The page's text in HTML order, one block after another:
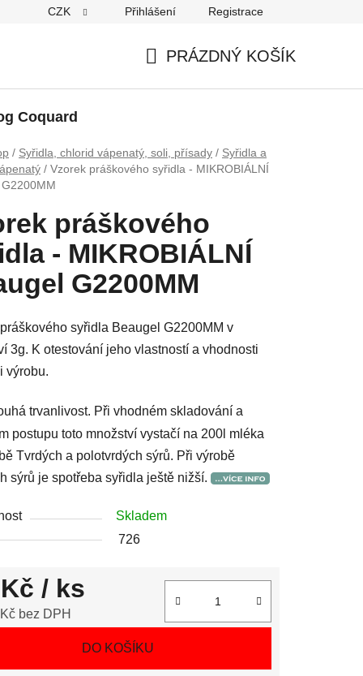
CZK Přihlášení Registrace
PRÁZDNÝ KOŠÍK
Coquard
/ Syřidla, chlorid vápenatý, soli, přísady / Syřidla a
/ Vzorek práškového syřidla - MIKROBIÁLNÍ
práškového
- MIKROBIÁLNÍ
G2200MM
syřidla Beaugel G2200MM v
3g. K otestování jeho vlastností a vhodnosti
výrobu.
trvanlivost. Při vhodném skladování a
postupu toto množství vystačí na 200l mléka
Tvrdých a polotvrdých sýrů. Při výrobě
sýrů je spotřeba syřidla ještě nižší.
Skladem
726
/ ks
bez DPH
DO KOŠÍKU